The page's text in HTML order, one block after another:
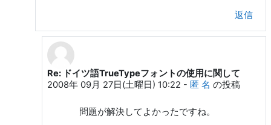
返信
zrk への返信
Re: ドイツ語TrueTypeフォントの使用に関して
2008年 09月 27日(土曜日) 10:22 - 匿 名 の投稿
問題が解決してよかったですね。